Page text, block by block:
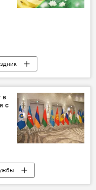
азербайджанский ученый и писатель Шихали Гурбанов
Ватикан
в
с